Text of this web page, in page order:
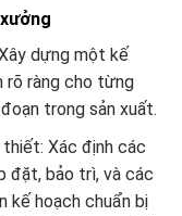
dựng một kế
rõ ràng cho từng
trong sản xuất.
Xác định các
đặt, bảo trì, và các
kế hoạch chuẩn bị